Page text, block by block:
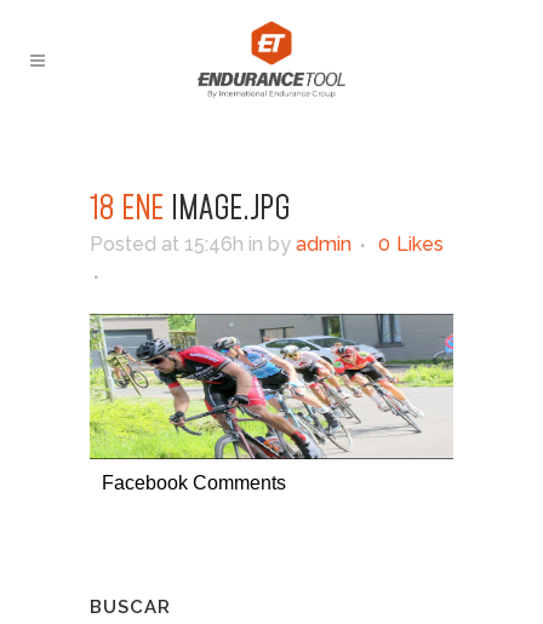
18 ENE IMAGE.JPG
Posted at 15:46h in by admin 0 Likes
Facebook Comments
BUSCAR